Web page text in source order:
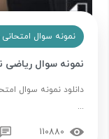
نمونه سوال امتحانی
نمونه سوال
دانلود نمونه سوال
...
110880